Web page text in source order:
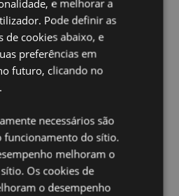
Na embalagem.
Manter longe de crianças.
segurança, ler na embalagem.
licença:Este produto está
e pode ser vendido em todo o
de comprar na Puckator?
para o cliente.
e melhorar a
Pode definir as
de cookies abaixo, e
preferências em
futuro, clicando no
necessários são
funcionamento do sítio.
melhoram o
Os cookies de
o desempenho